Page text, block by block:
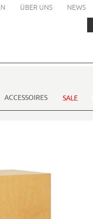
ÜBER UNS NEWS
ACCESSOIRES SALE